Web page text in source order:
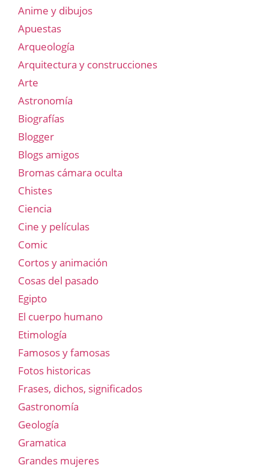
Anime y dibujos
Apuestas
Arqueología
Arquitectura y construcciones
Arte
Astronomía
Biografías
Blogger
Blogs amigos
Bromas cámara oculta
Chistes
Ciencia
Cine y películas
Comic
Cortos y animación
Cosas del pasado
Egipto
El cuerpo humano
Etimología
Famosos y famosas
Fotos historicas
Frases, dichos, significados
Gastronomía
Geología
Gramatica
Grandes mujeres